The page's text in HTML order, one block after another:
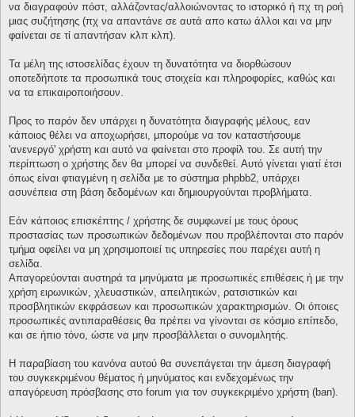
να διαγραφούν πόστ, αλλάζοντας/αλλοιώνοντας το ιστορικό ή πχ τη ροή
μιας συζήτησης (πχ να απαντάνε σε αυτά απο κατω άλλοι και να μην
φαίνεται σε τί απαντήσαν κλπ κλπ).
Τα μέλη της ιστοσελίδας έχουν τη δυνατότητα να διορθώσουν
οποτεδήποτε τα προσωπικά τους στοιχεία και πληροφορίες, καθώς και
να τα επικαιροποιήσουν.
Προς το παρόν δεν υπάρχει η δυνατότητα διαγραφής μέλους, εαν
κάποιος θέλει να αποχωρήσει, μπορούμε να τον καταστήσουμε
'ανενεργό' χρήστη και αυτό να φαίνεται στο προφίλ του. Σε αυτή την
περίπτωση ο χρήστης δεν θα μπορεί να συνδεθεί. Αυτό γίνεται γιατί έτσι
όπως είναι φτιαγμένη η σελίδα με το σύστημα phpbb2, υπάρχει
ασυνέπεια στη βάση δεδομένων και δημιουργούνται προβλήματα.
Εάν κάποιος επισκέπτης / χρήστης δε συμφωνεί με τους όρους
προστασίας των προσωπικών δεδομένων που προβλέπονται στο παρόν
τμήμα οφείλει να μη χρησιμοποιεί τις υπηρεσίες που παρέχει αυτή η
σελίδα.
Απαγορεύονται αυστηρά τα μηνύματα με προσωπικές επιθέσεις ή με την
χρήση ειρωνικών, χλευαστικών, απειλητικών, ρατσιστικών και
προσβλητικών εκφράσεων και προσωπικών χαρακτηρισμών. Οι όποιες
προσωπικές αντιπαραθέσεις θα πρέπει να γίνονται σε κόσμιο επίπεδο,
και σε ήπιο τόνο, ώστε να μην προσβάλλεται ο συνομιλητής.
Η παραβίαση του κανόνα αυτού θα συνεπάγεται την άμεση διαγραφή
του συγκεκριμένου θέματος ή μηνύματος και ενδεχομένως την
απαγόρευση πρόσβασης στο forum για τον συγκεκριμένο χρήστη (ban).